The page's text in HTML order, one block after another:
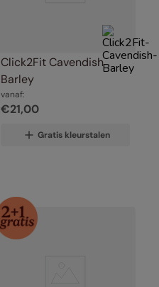
Click2Fit Cavendish
Barley
vanaf:
€21,00
Gratis kleurstalen